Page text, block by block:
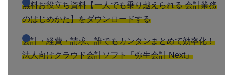
無料お役立ち資料【一人でも乗り越えられる 会計業務
のはじめかた】をダウンロードする
会計・経費・請求、誰でもカンタンまとめて効率化！
法人向けクラウド会計ソフト「弥生会計 Next」